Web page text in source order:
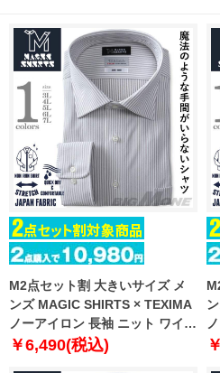
M2点セット割 大きいサイズ メ
ンズ MAGIC SHIRTS × TEXIMA
ノーアイロン 長袖 ニット ワイシ
ャツ セミワイド 吸水速乾 ストレ
￥6,490(税込)